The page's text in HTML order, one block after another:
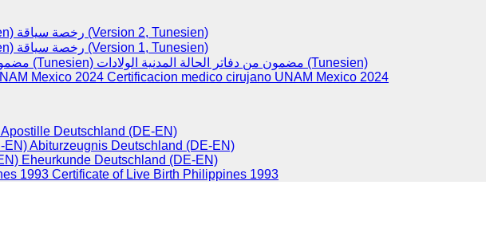
رخصة سياقة (Version 2, Tunesien)
رخصة سياقة (Version 1, Tunesien)
مضمون من دفاتر الحالة المدنية الولادات (Tunesien)
Certificacion medico cirujano UNAM Mexico 2024
Apostille Deutschland (DE-EN)
Abiturzeugnis Deutschland (DE-EN)
Eheurkunde Deutschland (DE-EN)
Certificate of Live Birth Philippines 1993